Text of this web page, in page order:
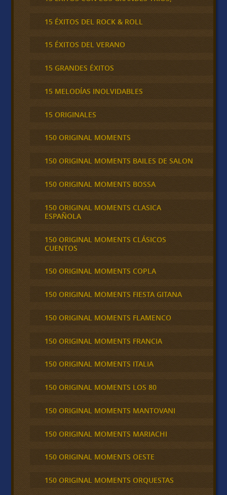
15 ÉXITOS DEL ROCK & ROLL
15 ÉXITOS DEL VERANO
15 GRANDES ÉXITOS
15 MELODÍAS INOLVIDABLES
15 ORIGINALES
150 ORIGINAL MOMENTS
150 ORIGINAL MOMENTS BAILES DE SALON
150 ORIGINAL MOMENTS BOSSA
150 ORIGINAL MOMENTS CLASICA
ESPAÑOLA
150 ORIGINAL MOMENTS CLÁSICOS
CUENTOS
150 ORIGINAL MOMENTS COPLA
150 ORIGINAL MOMENTS FIESTA GITANA
150 ORIGINAL MOMENTS FLAMENCO
150 ORIGINAL MOMENTS FRANCIA
150 ORIGINAL MOMENTS ITALIA
150 ORIGINAL MOMENTS LOS 80
150 ORIGINAL MOMENTS MANTOVANI
150 ORIGINAL MOMENTS MARIACHI
150 ORIGINAL MOMENTS OESTE
150 ORIGINAL MOMENTS ORQUESTAS